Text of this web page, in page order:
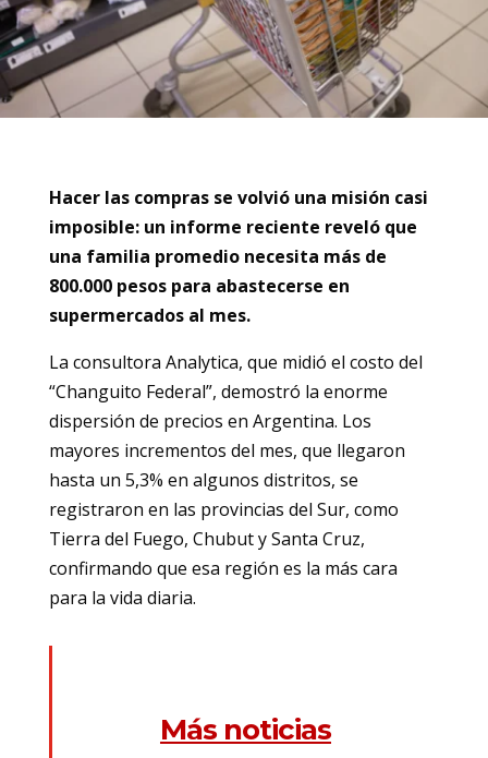
Hacer las compras se volvió una misión casi
imposible: un informe reciente reveló que
una familia promedio necesita más de
800.000 pesos para abastecerse en
supermercados al mes.
La consultora Analytica, que midió el costo del
“Changuito Federal”, demostró la enorme
dispersión de precios en Argentina. Los
mayores incrementos del mes, que llegaron
hasta un 5,3% en algunos distritos, se
registraron en las provincias del Sur, como
Tierra del Fuego, Chubut y Santa Cruz,
confirmando que esa región es la más cara
para la vida diaria.
Más noticias